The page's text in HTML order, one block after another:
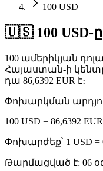
100 USD
🇺🇸 100 USD-ը
100 ամերիկյան
Հայաստան-ի
դա 86,6392 EUR է։
Փոխարկման
100 USD = 86,6392 EUR
Փոխարժեք՝ 1 USD =
Թարմացված է: 06